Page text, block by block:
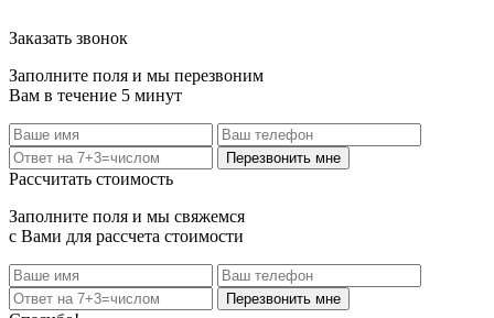
Заказать звонок
Заполните поля и мы перезвоним
Вам в течение 5 минут
Перезвонить мне
Рассчитать стоимость
Заполните поля и мы свяжемся
с Вами для рассчета стоимости
Перезвонить мне